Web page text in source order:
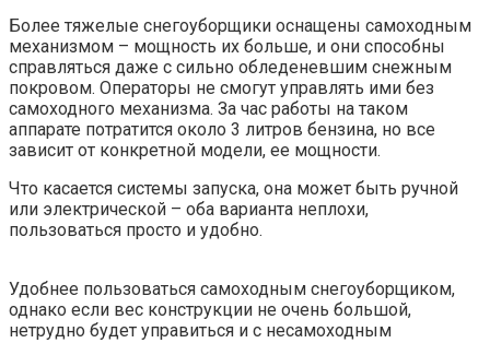
Более тяжелые снегоуборщики оснащены самоходным
механизмом – мощность их больше, и они способны
справляться даже с сильно обледеневшим снежным
покровом. Операторы не смогут управлять ими без
самоходного механизма. За час работы на таком
аппарате потратится около 3 литров бензина, но все
зависит от конкретной модели, ее мощности.
Что касается системы запуска, она может быть ручной
или электрической – оба варианта неплохи,
пользоваться просто и удобно.
Удобнее пользоваться самоходным снегоуборщиком,
однако если вес конструкции не очень большой,
нетрудно будет управиться и с несамоходным